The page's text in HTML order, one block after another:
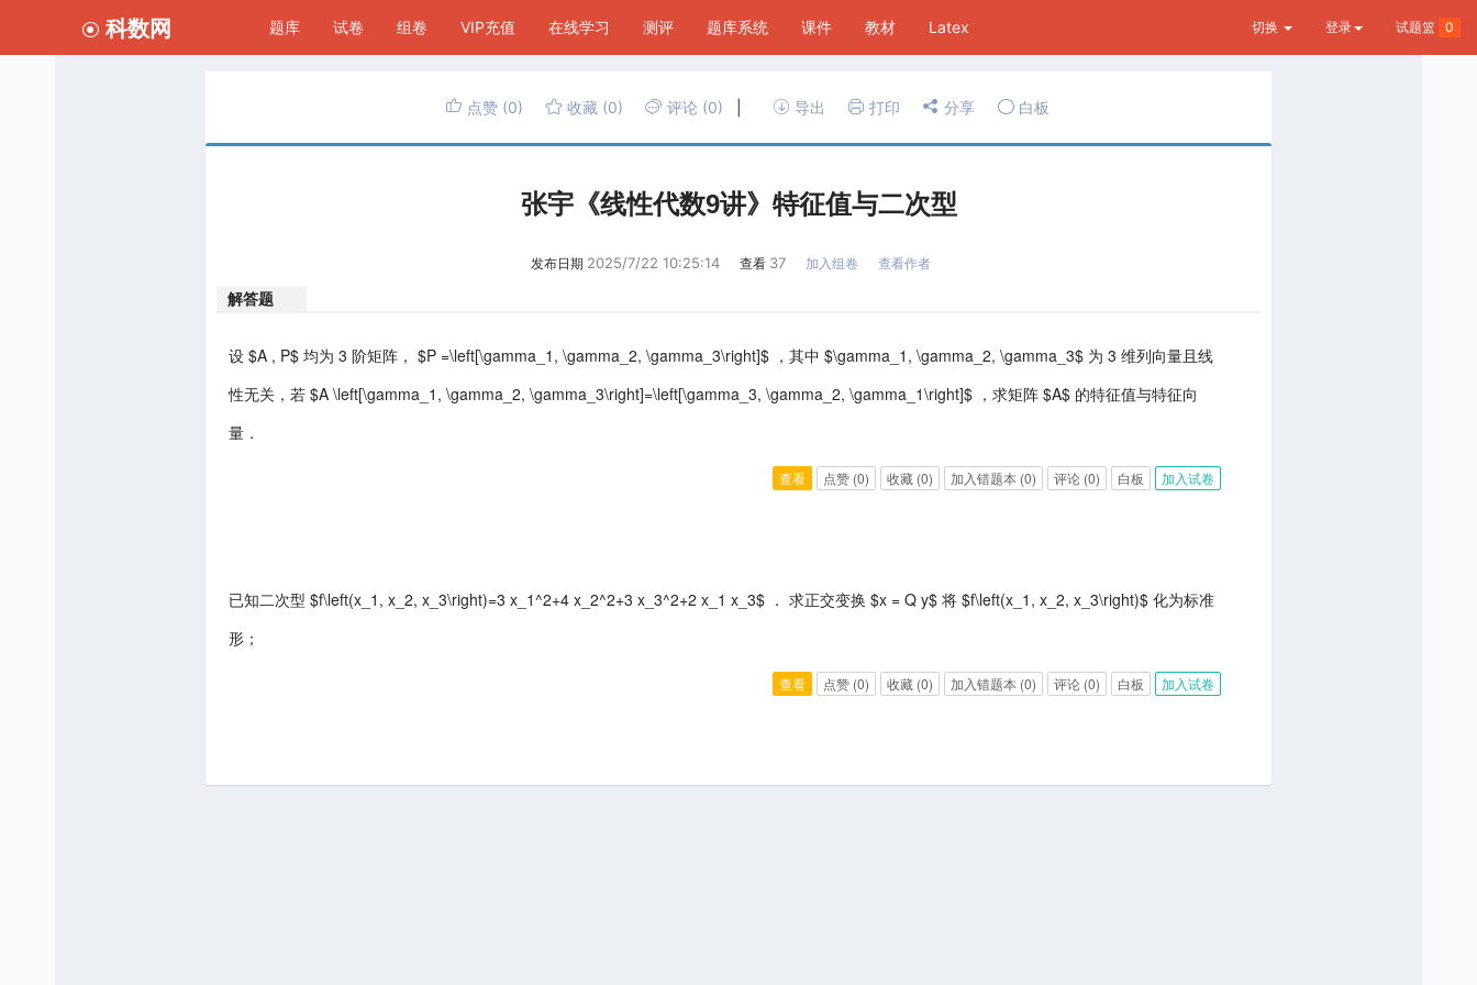
科数网 题库 试卷 组卷 VIP充值 在线学习 测评 题库系统 课件 教材 Latex 切换 登录 试题篮 0
点赞 (0) 收藏 (0) 评论 (0) 导出 打印 分享 白板
张宇《线性代数9讲》特征值与二次型
发布日期 2025/7/22 10:25:14查看 37 加入组卷 查看作者
解答题
设 $A , P$ 均为 3 阶矩阵， $P =\left[\gamma_1, \gamma_2, \gamma_3\right]$ ，其中 $\gamma_1, \gamma_2, \gamma_3$ 为 3 维列向量且线
性无关，若 $A \left[\gamma_1, \gamma_2, \gamma_3\right]=\left[\gamma_3, \gamma_2, \gamma_1\right]$ ，求矩阵 $A$ 的特征值与特征向
量．
查看 点赞 (0) 收藏 (0) 加入错题本 (0) 评论 (0) 白板 加入试卷
已知二次型 $f\left(x_1, x_2, x_3\right)=3 x_1^2+4 x_2^2+3 x_3^2+2 x_1 x_3$ ． 求正交变换 $x = Q y$ 将 $f\left(x_1, x_2, x_3\right)$ 化为标准
形；
查看 点赞 (0) 收藏 (0) 加入错题本 (0) 评论 (0) 白板 加入试卷